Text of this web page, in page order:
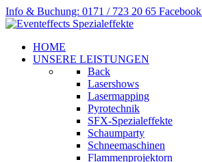
Info & Buchung: 0171 / 723 20 65 Facebook
HOME
UNSERE LEISTUNGEN
Back
Lasershows
Lasermapping
Pyrotechnik
SFX-Spezialeffekte
Schaumparty
Schneemaschinen
Flammenprojektorn